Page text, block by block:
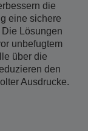
die
eine sichere
Lösungen
unbefugtem
über die
den
Ausdrucke.